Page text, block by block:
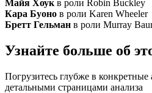
Майя Хоук в роли Robin Buckley
Кара Буоно в роли Karen Wheeler
Бретт Гельман в роли Murray
Узнайте больше об
Погрузитесь глубже в
детальными страницами анализа